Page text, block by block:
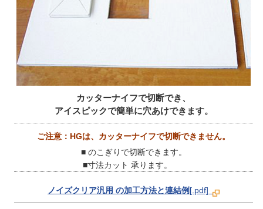
カッターナイフで切断でき、
アイスピックで簡単に穴あけできます。
ご注意：HGは、カッターナイフで切断できません。
■ のこぎりで切断できます。
■寸法カット 承ります。
ノイズクリア汎用 の加工方法と連結例[.pdf]